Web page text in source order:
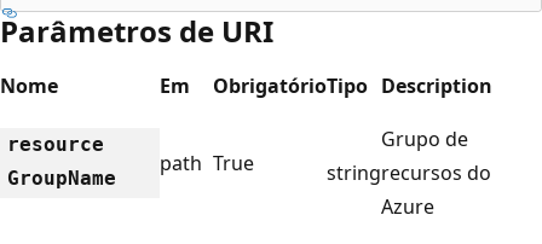
Parâmetros de URI
Nome Em ObrigatórioTipo Description
resource
GroupName
path True string
Grupo de
recursos do
Azure